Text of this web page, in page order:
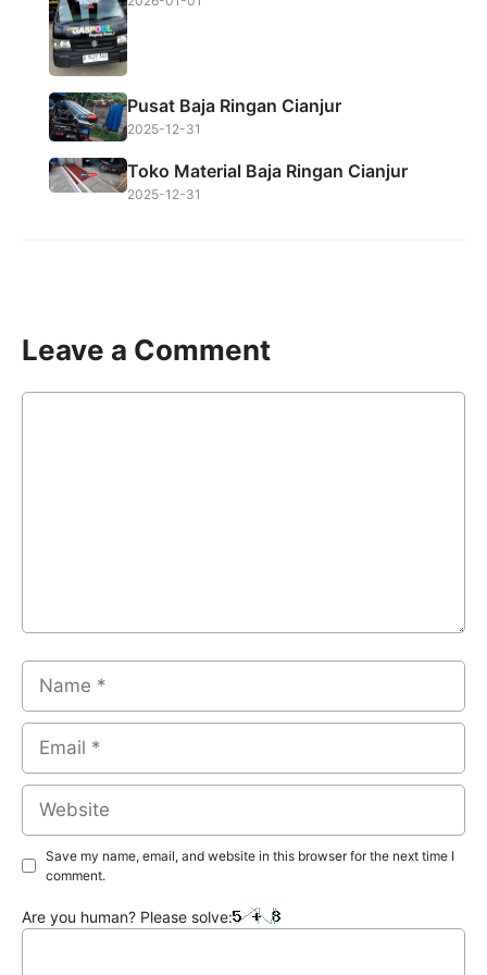
Pusat Baja Ringan Cianjur
2025-12-31
Toko Material Baja Ringan Cianjur
2025-12-31
Leave a Comment
Comment
Name
Email
Website
Save my name, email, and website in this browser for the next time I
comment.
Are you human? Please solve: